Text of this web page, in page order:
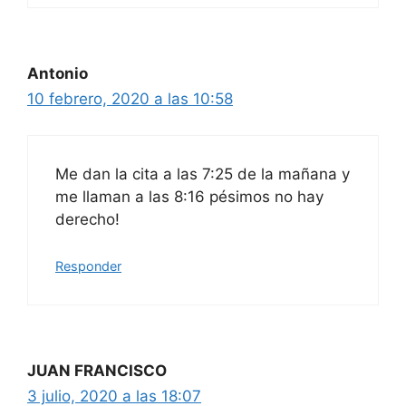
Antonio
10 febrero, 2020 a las 10:58
Me dan la cita a las 7:25 de la mañana y
me llaman a las 8:16 pésimos no hay
derecho!
Responder
JUAN FRANCISCO
3 julio, 2020 a las 18:07